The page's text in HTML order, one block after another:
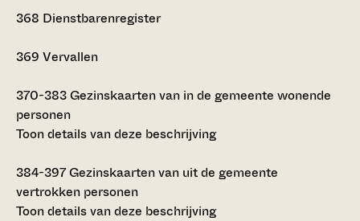
368 Dienstbarenregister
369 Vervallen
370-383Gezinskaarten van in de gemeente wonende
personen
Toon details van deze beschrijving
384-397Gezinskaarten van uit de gemeente
vertrokken personen
Toon details van deze beschrijving